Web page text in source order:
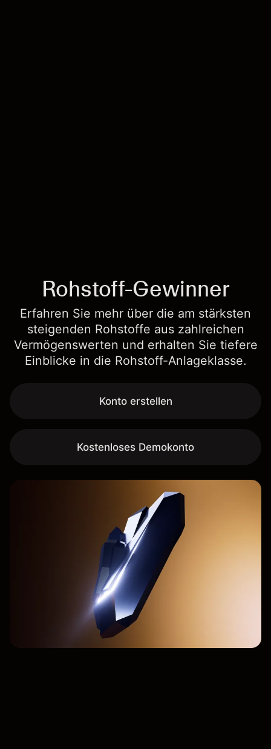
Rohstoff-Gewinner
Erfahren Sie mehr über die am stärksten
steigenden Rohstoffe aus zahlreichen
Vermögenswerten und erhalten Sie tiefere
Einblicke in die Rohstoff-Anlageklasse.
Konto erstellen
Kostenloses Demokonto